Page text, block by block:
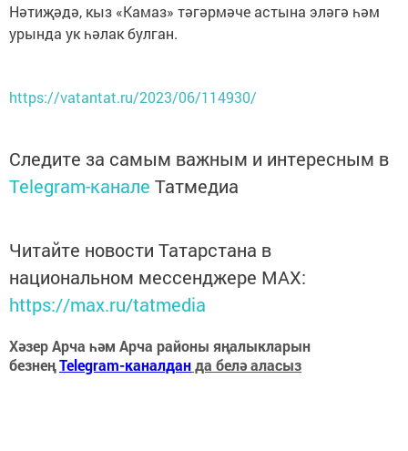
Нәтиҗәдә, кыз «Камаз» тәгәрмәче астына эләгә һәм
урында ук һәлак булган.
https://vatantat.ru/2023/06/114930/
Следите за самым важным и интересным в
Telegram-канале Татмедиа
Читайте новости Татарстана в
национальном мессенджере MАХ:
https://max.ru/tatmedia
Хәзер Арча һәм Арча районы яңалыкларын
безнеңTelegram-каналданда белә аласыз